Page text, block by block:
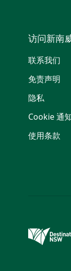
访问新南
联系我们
免责声明
隐私
Cookie 通
使用条款